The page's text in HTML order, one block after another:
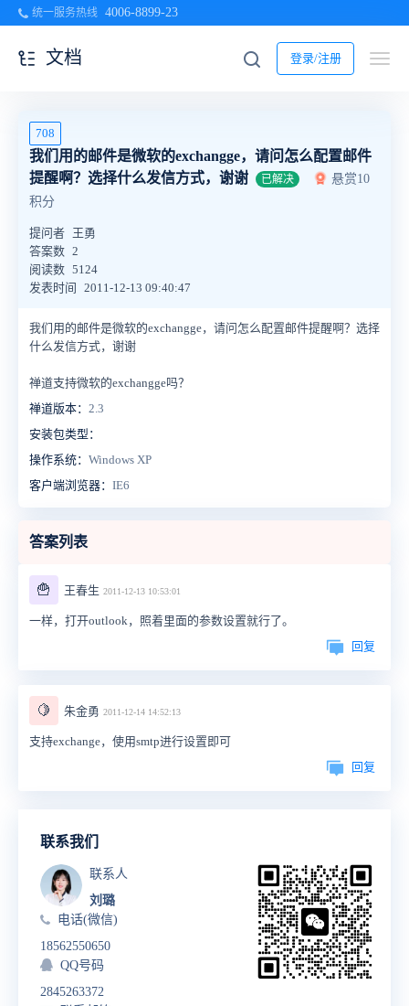
统一服务热线 4006-8899-23
登录/注册
文档
708
我们用的邮件是微软的exchangge，请问怎么配置邮件
提醒啊？选择什么发信方式，谢谢
已解决
悬赏10
积分
提问者 王勇
答案数 2
阅读数 5124
发表时间
2011-12-13 09:40:47
我们用的邮件是微软的exchangge，请问怎么配置邮件提醒啊？选择
什么发信方式，谢谢
禅道支持微软的exchangge吗？
禅道版本： 2.3
安装包类型：
操作系统： Windows XP
客户端浏览器： IE6
答案列表
🍟 王春生 2011-12-13 10:53:01
一样，打开outlook，照着里面的参数设置就行了。
回复
🍋 朱金勇 2011-12-14 14:52:13
支持exchange，使用smtp进行设置即可
回复
联系我们
联系人
刘璐
电话(微信)
18562550650
QQ号码
2845263372